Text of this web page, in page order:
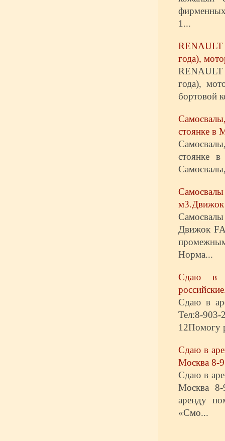
1...
RENAULT
года),
RENAULT
года),
бортовой
стоянке в
стоянке
м3.Движок
Движок
Норма...
Сдаю в
Сдаю в
Тел:8-
12Помогу
Сдаю в
Москва 8-
Сдаю в
Москва 8-
аренду
«Смо...